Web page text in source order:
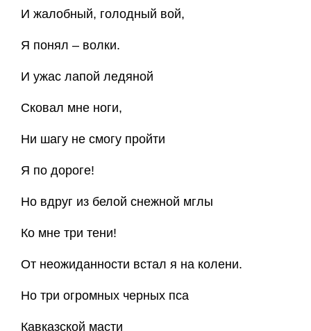
И жалобный, голодный вой,
Я понял – волки.
И ужас лапой ледяной
Сковал мне ноги,
Ни шагу не смогу пройти
Я по дороге!
Но вдруг из белой снежной мглы
Ко мне три тени!
От неожиданности встал я на колени.
Но три огромных черных пса
Кавказской масти